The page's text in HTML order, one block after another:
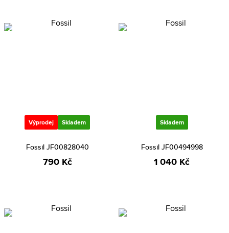
Výprodej Skladem
Fossil JF00828040
790 Kč
Skladem
Fossil JF00494998
1 040 Kč